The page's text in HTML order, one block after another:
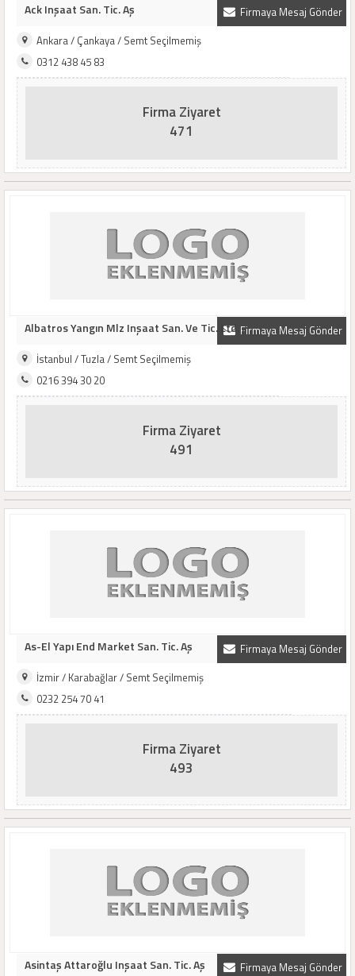
Firmaya Mesaj Gönder
Ack Inşaat San. Tic. Aş
Ankara / Çankaya / Semt Seçilmemiş
0312 438 45 83
Firma Ziyaret
471
Firmaya Mesaj Gönder
Albatros Yangın Mlz Inşaat San. Ve Tic. Ltd. ..
İstanbul / Tuzla / Semt Seçilmemiş
0216 394 30 20
Firma Ziyaret
491
Firmaya Mesaj Gönder
As-El Yapı End Market San. Tic. Aş
İzmir / Karabağlar / Semt Seçilmemiş
0232 254 70 41
Firma Ziyaret
493
Firmaya Mesaj Gönder
Asintaş Attaroğlu Inşaat San. Tic. Aş